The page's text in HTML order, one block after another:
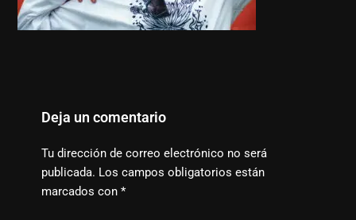
Deja un comentario
Tu dirección de correo electrónico no será
publicada. Los campos obligatorios están
marcados con *